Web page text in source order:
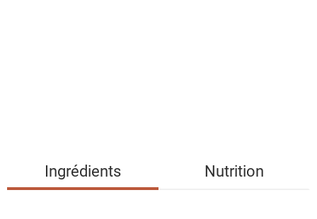
Ingrédients Nutrition